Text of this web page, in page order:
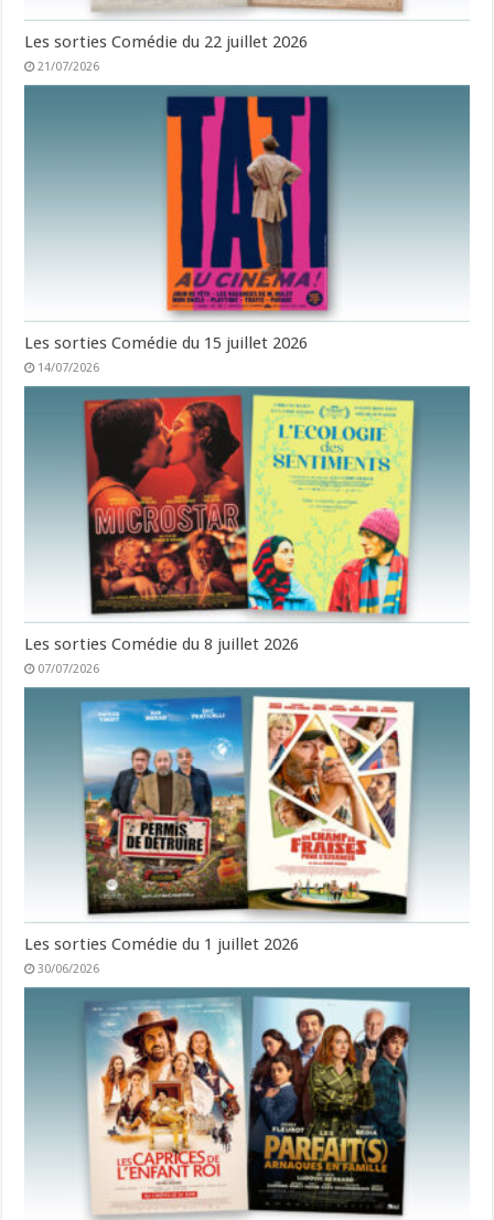
Les sorties Comédie du 22 juillet 2026
21/07/2026
Les sorties Comédie du 15 juillet 2026
14/07/2026
Les sorties Comédie du 8 juillet 2026
07/07/2026
Les sorties Comédie du 1 juillet 2026
30/06/2026